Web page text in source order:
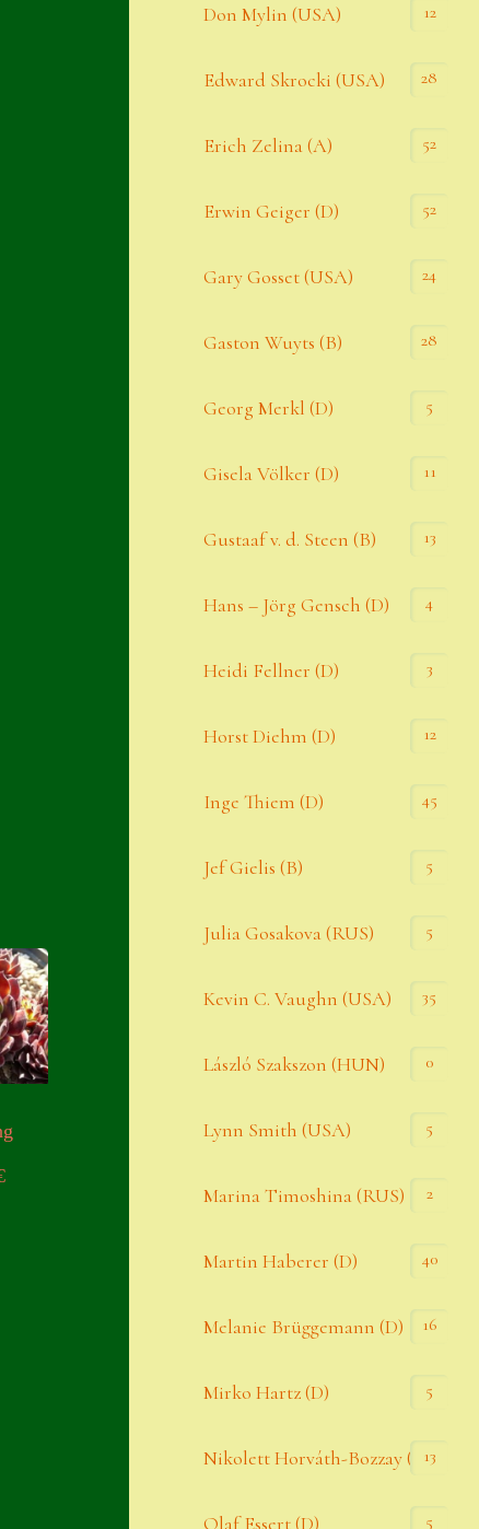
Zahlungs- & Versandinfos
Zubehör
Zubehör
Don Mylin (USA) 12
Edward Skrocki (USA) 28
Erich Zelina (A) 52
Erwin Geiger (D) 52
Gary Gosset (USA) 24
Gaston Wuyts (B) 28
Georg Merkl (D) 5
Gisela Völker (D) 11
Gustaaf v. d. Steen (B) 13
Hans – Jörg Gensch (D) 4
Heidi Fellner (D) 3
Horst Diehm (D) 12
Inge Thiem (D) 45
Jef Gielis (B) 5
Julia Gosakova (RUS) 5
Kevin C. Vaughn (USA) 35
László Szakszon (HUN) 0
Lynn Smith (USA) 5
Marina Timoshina (RUS) 2
Martin Haberer (D) 40
Melanie Brüggemann (D) 16
Mirko Hartz (D) 5
Nikolett Horváth-Bozzay (A)13
Olaf Essert (D) 5